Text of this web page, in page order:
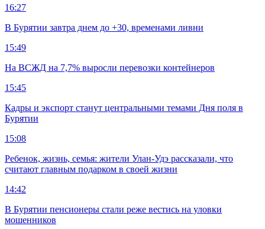
16:27
В Бурятии завтра днем до +30, временами ливни
15:49
На ВСЖД на 7,7% выросли перевозки контейнеров
15:45
Кадры и экспорт станут центральными темами Дня поля в
Бурятии
15:08
Ребенок, жизнь, семья: жители Улан-Удэ рассказали, что
считают главным подарком в своей жизни
14:42
В Бурятии пенсионеры стали реже вестись на уловки
мошенников